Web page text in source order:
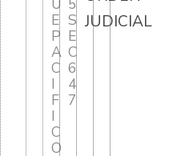
U
E
P
A
C
I
F
I
C
O
5
S
E
C
6
4
7
JUDICIAL